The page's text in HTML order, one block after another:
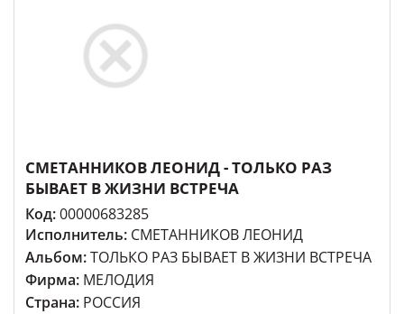
СМЕТАННИКОВ ЛЕОНИД - ТОЛЬКО РАЗ
БЫВАЕТ В ЖИЗНИ ВСТРЕЧА
Код:00000683285
Исполнитель: СМЕТАННИКОВ ЛЕОНИД
Альбом:ТОЛЬКО РАЗ БЫВАЕТ В ЖИЗНИ ВСТРЕЧА
Фирма: МЕЛОДИЯ
Страна: РОССИЯ